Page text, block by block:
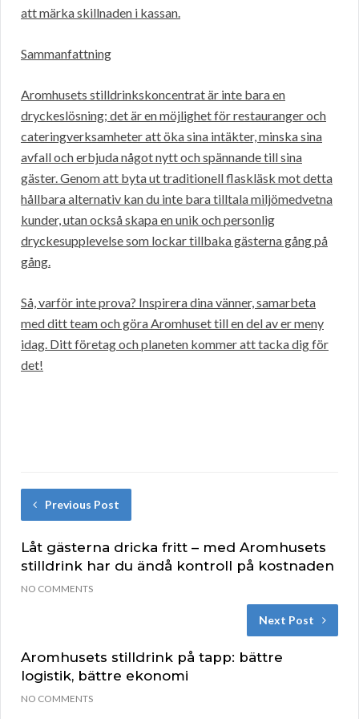
att märka skillnaden i kassan.
Sammanfattning
Aromhusets stilldrinkskoncentrat är inte bara en
dryckeslösning; det är en möjlighet för restauranger och
cateringverksamheter att öka sina intäkter, minska sina
avfall och erbjuda något nytt och spännande till sina
gäster. Genom att byta ut traditionell flaskläsk mot detta
hållbara alternativ kan du inte bara tilltala miljömedvetna
kunder, utan också skapa en unik och personlig
dryckesupplevelse som lockar tillbaka gästerna gång på
gång.
Så, varför inte prova? Inspirera dina vänner, samarbeta
med ditt team och göra Aromhuset till en del av er meny
idag. Ditt företag och planeten kommer att tacka dig för
det!
Previous Post
Låt gästerna dricka fritt – med Aromhusets
stilldrink har du ändå kontroll på kostnaden
NO COMMENTS
Next Post
Aromhusets stilldrink på tapp: bättre
logistik, bättre ekonomi
NO COMMENTS